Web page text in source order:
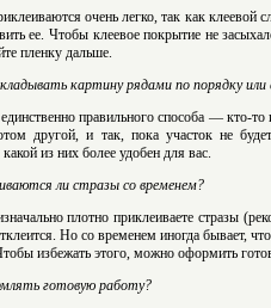
очень легко, так как клеевой
ее. Чтобы клеевое покрытие не
пленку дальше.
картину рядами по порядку
единственно правильного способа — кто-
другой, и так, пока участок не
какой из них более удобен для вас.
ли стразы со временем?
плотно приклеиваете стразы
Но со временем иногда бывает,
избежать этого, можно оформить
готовую работу?